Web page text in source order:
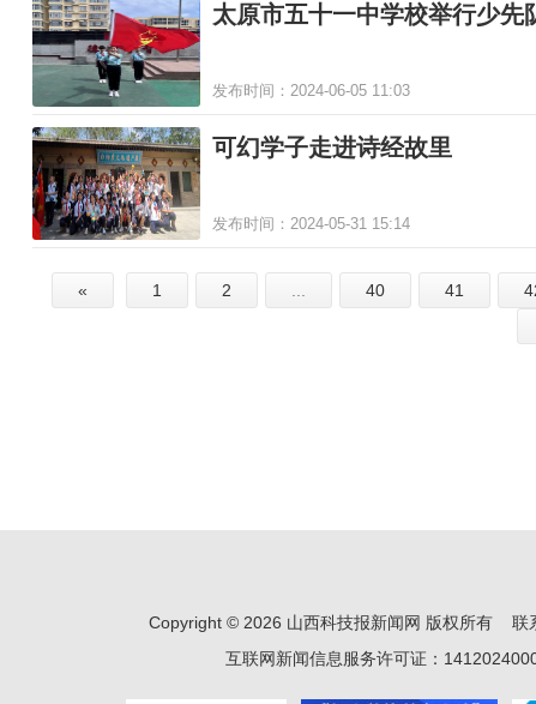
太原市五十一中学校举行少先
发布时间：2024-06-05 11:03
可幻学子走进诗经故里
发布时间：2024-05-31 15:14
« 1 2 40 41
Copyright © 2026 山西科技报新闻网 版权所有
互联网新闻信息服务许可证：